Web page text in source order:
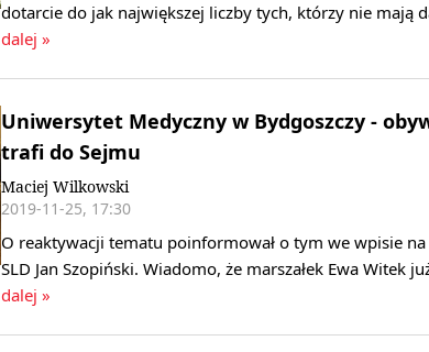
dotarcie do jak największej liczby tych, którzy nie mają
dalej »
Uniwersytet Medyczny w Bydgoszczy -
trafi do Sejmu
Maciej Wilkowski
2019-11-25, 17:30
O reaktywacji tematu poinformował o tym we wpisie na
SLD Jan Szopiński. Wiadomo, że marszałek Ewa Witek
dalej »